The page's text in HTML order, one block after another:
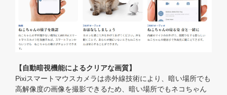
【自動暗視機能によるクリアな画質】
Pixiスマートマウスカメラは赤外線技術により、暗い場所でも
高解像度の画像を撮影できるため、暗い場所でもネコちゃん